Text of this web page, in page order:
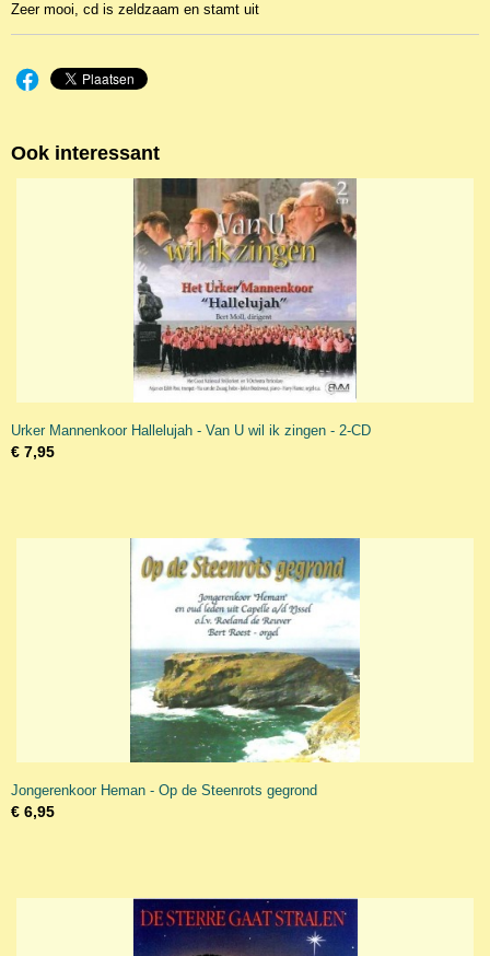
Zeer mooi, cd is zeldzaam en stamt uit
Ook interessant
Urker Mannenkoor Hallelujah - Van U wil ik zingen - 2-CD
€ 7,95
Jongerenkoor Heman - Op de Steenrots gegrond
€ 6,95